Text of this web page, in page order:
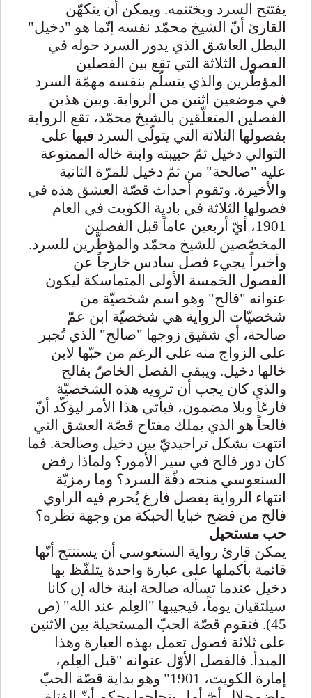
يفتتح السرد ويختتمه. ويمكن أن يتكهّن
القارئ أنّ الشيخ محمّد نفسه إنّما هو "دخيل"
البطل العاشق الذي يدور السرد حوله في
الفصول الثلاثة التي تقع بين الفصلين
المؤطّرين والذي يتسلّم بنفسه مهمّة السرد
في موضعين اثنين من الرواية. وبين هذين
الفصلين المتعلّقين بالشيخ محمّد، تقع الرواية
بفصولها الثلاثة التي يتولّى السرد فيها على
التوالي دخيل ثمّ حبيبته وابنة خاله الممنوعة
عليه "صالحة" من ثمّ دخيل للمرّة الثانية
والأخيرة. وتقوم أحداث قصّة العشق هذه في
فصولها الثلاثة في بادية الكويت في العام
1901، أيّ أربعين عاماً قبل الفصلين
المخصّصين للشيخ محمّد والمؤطّرين للسرد.
وأخيراً يجيء فصل سادس خارجاً عن
الفصول الخمسة الأولى المتماسكة ليكون
عنوانه "فالح" وهو اسم شخصيّة من
شخصيّات الرواية هي شخصيّة ابن عمّ
صالحة، أي شقيق زوجها "صالح" الذي تُجبر
على الزواج منه على الرغم من حبّها لابن
خالها دخيل. ويبقى الفصل الخاصّ بفالح
والذي كان يجب أن ترويه هذه الشخصيّة
فارغاً وبلا مضمون، فيأتي هذا الأمر ليؤكّد أنّ
فالحاً هو الذي يملك مفتاح قصّة العشق التي
انتهت بشكل تراجيديّ بين دخيل وصالحة. فما
كان دور فالح في سير الأمور؟ ولماذا رفض
السنعوسي منحه دفّة السرد؟ وما رمزيّة
انتهاء الرواية بفصل فارغ يُحرم فيه الراوي
فالح من فضح خبايا الحبكة من وجهة نظره؟
حب مستحيل
يمكن قارئ رواية السنعوسي أن يستنتج أنّها
قائمة بأكملها على عبارة واحدة يتلفّظ بها
دخيل عندما تسأله صالحة ابنة خاله إن كانا
سيلتقيان يوماً، فيجيبها "العِلم عند الله" (ص
45). فتقوم قصّة الحبّ المستحيلة بين الاثنين
على ثلاثة فصول تعمل بهذه العبارة وهذا
المبدأ. فالفصل الأوّل عنوانه "قبل العِلم،
إمارة الكويت، 1901" وهو بداية قصّة الحبّ